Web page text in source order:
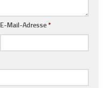
E-Mail-Adresse*